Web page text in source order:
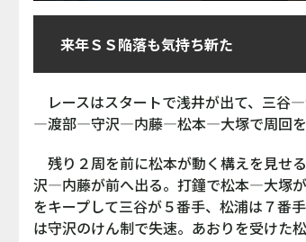
来年ＳＳ陥落も気持ち新た
レースはスタートで浅井が出て、三
―渡部―守沢―内藤―松本―大塚で周回を
残り２周を前に松本が動く構えを見せ
沢―内藤が前へ出る。打鐘で松本―大塚
をキープして三谷が５番手、松浦は７番
は守沢のけん制で失速。あおりを受けた